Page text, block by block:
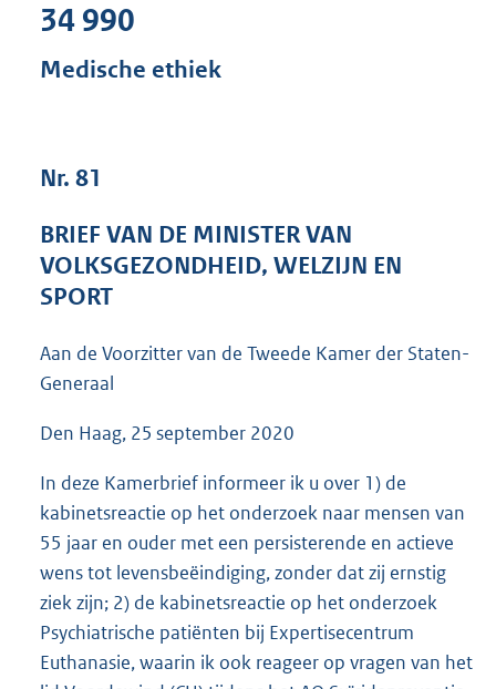
K
b
34 990
Medische ethiek
Nr. 81
BRIEF VAN DE MINISTER VAN
VOLKSGEZONDHEID, WELZIJN EN
SPORT
Aan de Voorzitter van de Tweede Kamer der Staten-
Generaal
Den Haag, 25 september 2020
In deze Kamerbrief informeer ik u over 1) de
kabinetsreactie op het onderzoek naar mensen van
55 jaar en ouder met een persisterende en actieve
wens tot levensbeëindiging, zonder dat zij ernstig
ziek zijn; 2) de kabinetsreactie op het onderzoek
Psychiatrische patiënten bij Expertisecentrum
Euthanasie, waarin ik ook reageer op vragen van het